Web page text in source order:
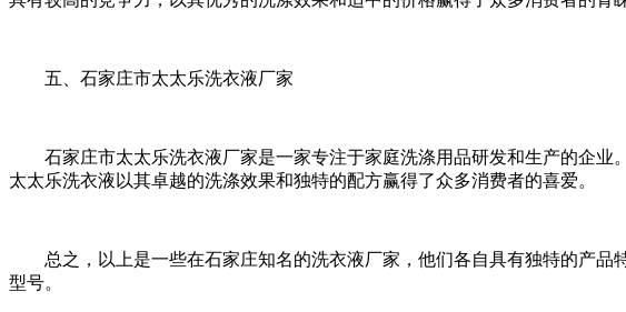
五、石家庄市太太乐洗衣液厂家
石家庄市太太乐洗衣液厂家是一家专注于家庭洗涤用品研发和生产的企业
太太乐洗衣液以其卓越的洗涤效果和独特的配方赢得了众多消费者的喜爱。
总之，以上是一些在石家庄知名的洗衣液厂家，他们各自具有独特的产品
型号。